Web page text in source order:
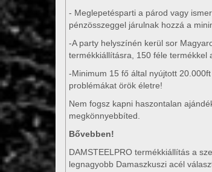
- Meglepetésparti a párod vagy
pénzösszeggel járulnak hozzá a
-A party helyszínén kerül sor
termékkiállításra, 150 féle termékkel
-Minimum 15 fő által nyújtott
problémákat örök életre!
Nem fogsz kapni haszontalan
megkönnyebbíted.
Bővebben!
DAMSTEELPRO termékkiállítás a
legnagyobb Damaszkuszi acél